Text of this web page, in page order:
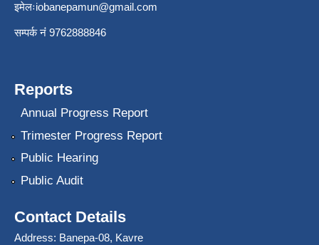
इमेलःiobanepamun@gmail.com
सम्पर्क नंं 9762888846
Reports
Annual Progress Report
Trimester Progress Report
Public Hearing
Public Audit
Contact Details
Address: Banepa-08, Kavre